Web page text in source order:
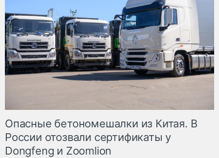
Опасные бетономешалки из Китая. В
России отозвали сертификаты у
Dongfeng и Zoomlion